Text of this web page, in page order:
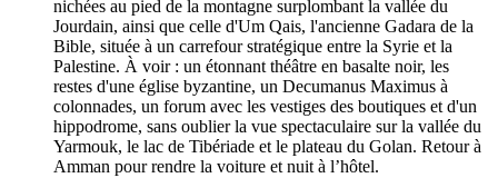
nichées au pied de la montagne surplombant la vallée du
Jourdain, ainsi que celle d'Um Qais, l'ancienne Gadara de la
Bible, située à un carrefour stratégique entre la Syrie et la
Palestine. À voir : un étonnant théâtre en basalte noir, les
restes d'une église byzantine, un Decumanus Maximus à
colonnades, un forum avec les vestiges des boutiques et d'un
hippodrome, sans oublier la vue spectaculaire sur la vallée du
Yarmouk, le lac de Tibériade et le plateau du Golan. Retour à
Amman pour rendre la voiture et nuit à l’hôtel.